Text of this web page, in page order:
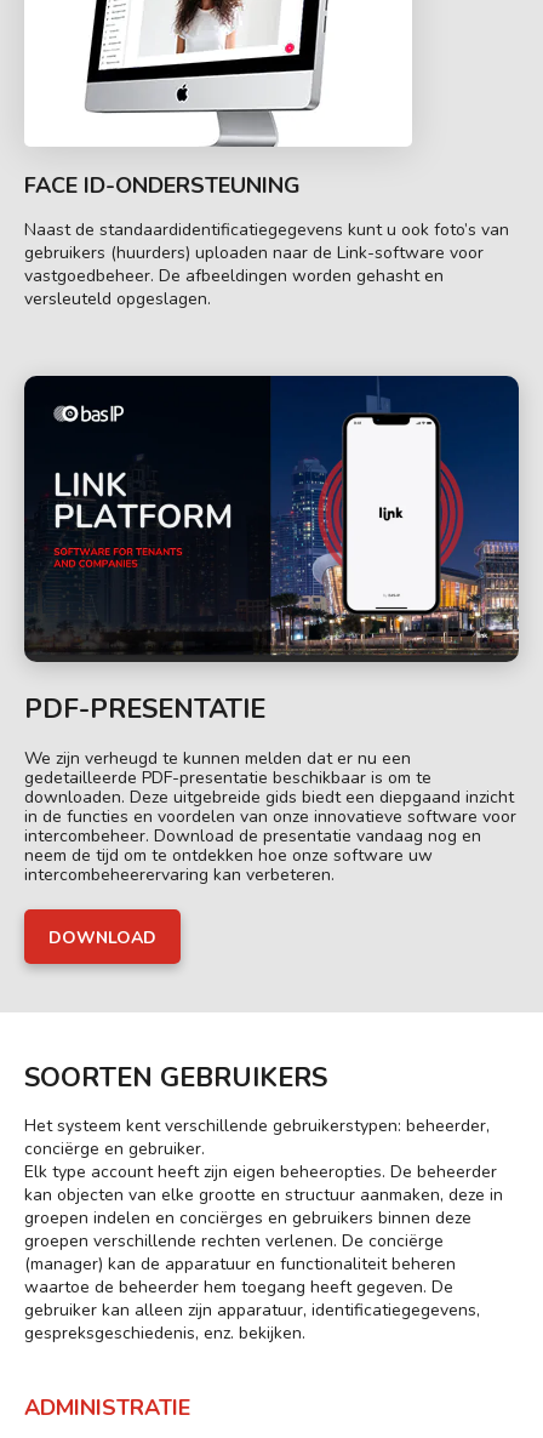
FACE ID-ONDERSTEUNING
Naast de standaardidentificatiegegevens kunt u ook foto’s van
gebruikers (huurders) uploaden naar de Link-software voor
vastgoedbeheer. De afbeeldingen worden gehasht en
versleuteld opgeslagen.
PDF-PRESENTATIE
We zijn verheugd te kunnen melden dat er nu een
gedetailleerde PDF-presentatie beschikbaar is om te
downloaden. Deze uitgebreide gids biedt een diepgaand inzicht
in de functies en voordelen van onze innovatieve software voor
intercombeheer. Download de presentatie vandaag nog en
neem de tijd om te ontdekken hoe onze software uw
intercombeheerervaring kan verbeteren.
DOWNLOAD
SOORTEN GEBRUIKERS
Het systeem kent verschillende gebruikerstypen: beheerder,
conciërge en gebruiker.
Elk type account heeft zijn eigen beheeropties. De beheerder
kan objecten van elke grootte en structuur aanmaken, deze in
groepen indelen en conciërges en gebruikers binnen deze
groepen verschillende rechten verlenen. De conciërge
(manager) kan de apparatuur en functionaliteit beheren
waartoe de beheerder hem toegang heeft gegeven. De
gebruiker kan alleen zijn apparatuur, identificatiegegevens,
gespreksgeschiedenis, enz. bekijken.
ADMINISTRATIE